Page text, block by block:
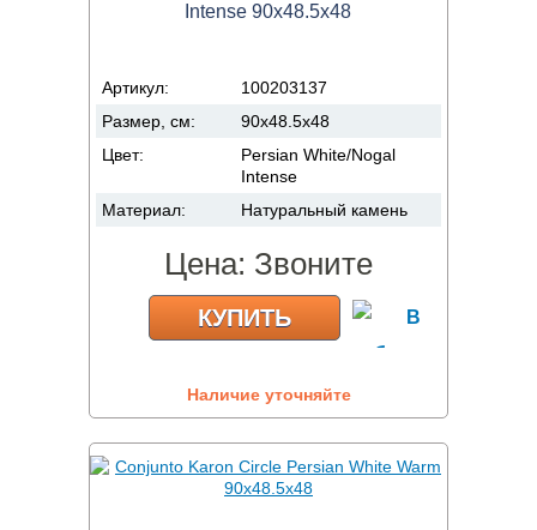
Intense 90x48.5x48
Артикул:
100203137
Размер, см:
90x48.5x48
Цвет:
Persian White/Nogal
Intense
Материал:
Натуральный камень
Цена: Звоните
КУПИТЬ
Наличие уточняйте